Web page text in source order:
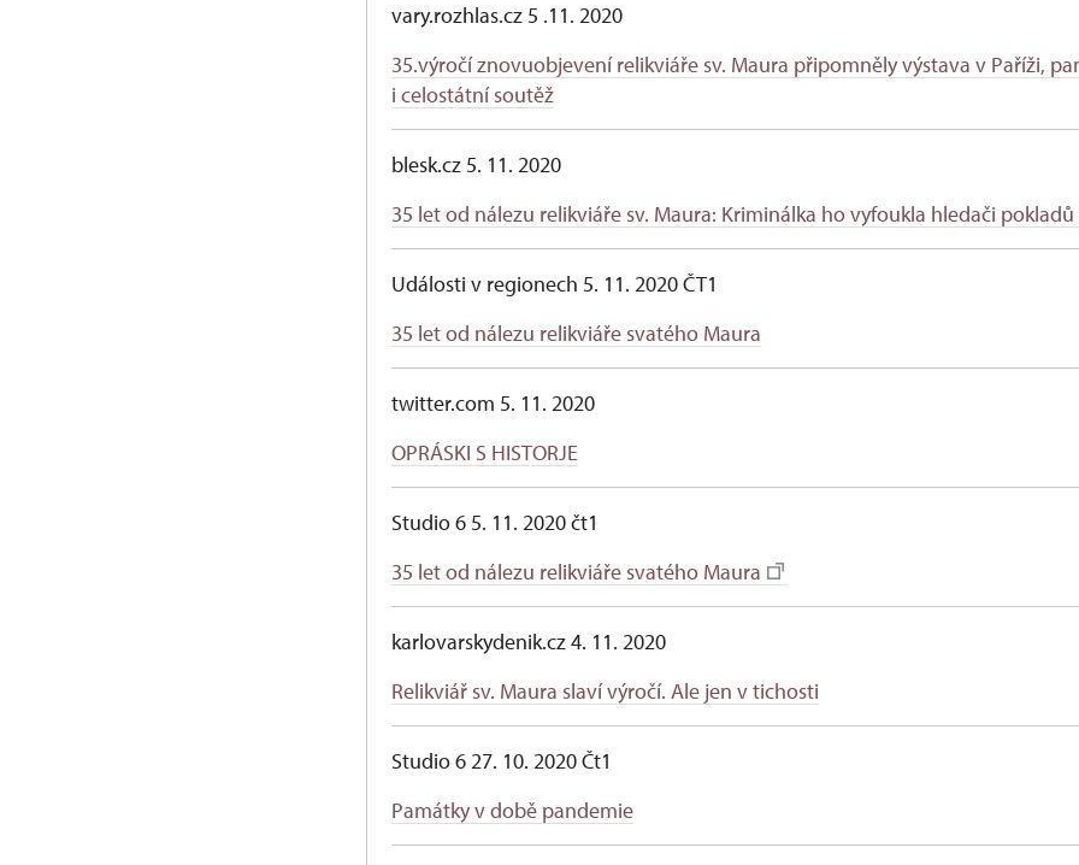
vary.rozhlas.cz 5 .11. 2020
35.výročí znovuobjevení relikviáře sv. Maura připomněly výstava v Paříži,
i celostátní soutěž
blesk.cz 5. 11. 2020
35 let od nálezu relikviáře sv. Maura: Kriminálka ho vyfoukla hledači pokladů
Události v regionech 5. 11. 2020 ČT1
35 let od nálezu relikviáře svatého Maura
twitter.com 5. 11. 2020
OPRÁSKI S HISTORJE
Studio 6 5. 11. 2020 čt1
35 let od nálezu relikviáře svatého Maura
karlovarskydenik.cz 4. 11. 2020
Relikviář sv. Maura slaví výročí. Ale jen v tichosti
Studio 6 27. 10. 2020 Čt1
Památky v době pandemie